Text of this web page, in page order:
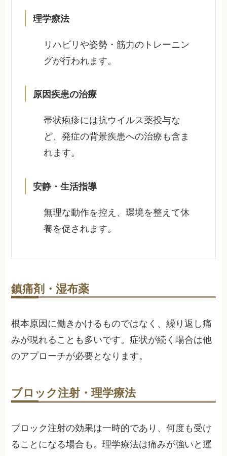
理学療法
リハビリや姿勢・筋力のトレーニン
グが行われます。
原因疾患の治療
帯状疱疹には抗ウイルス薬投与な
ど、発症の背景疾患への治療も含ま
れます。
安静・生活指導
無理な動作を控え、環境を整えて休
養を促されます。
鎮痛剤・湿布薬
根本原因に働きかけるものではなく、繰り返し痛
みが現れることも多いです。症状が続く場合は他
のアプローチが必要となります。
ブロック注射・理学療法
ブロック注射の効果は一時的であり、何度も受け
ることになる場合も。理学療法は痛みが強いと運